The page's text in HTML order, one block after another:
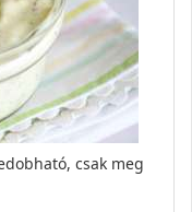
csak meg